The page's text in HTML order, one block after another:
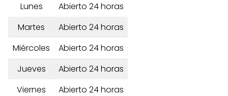
Lunes
Abierto 24 horas
Martes
Abierto 24 horas
Miércoles
Abierto 24 horas
Jueves
Abierto 24 horas
Viernes
Abierto 24 horas